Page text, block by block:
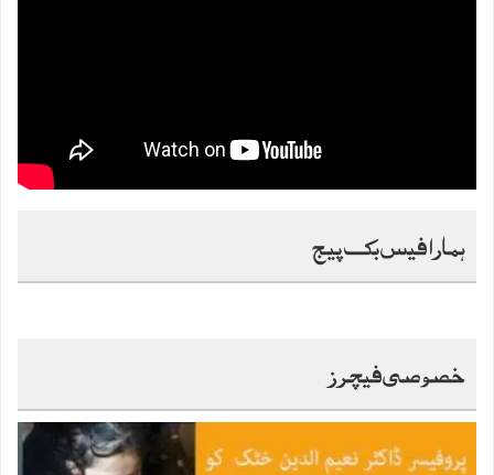
ہمارا فیس بک پیج
خصوصی فیچرز